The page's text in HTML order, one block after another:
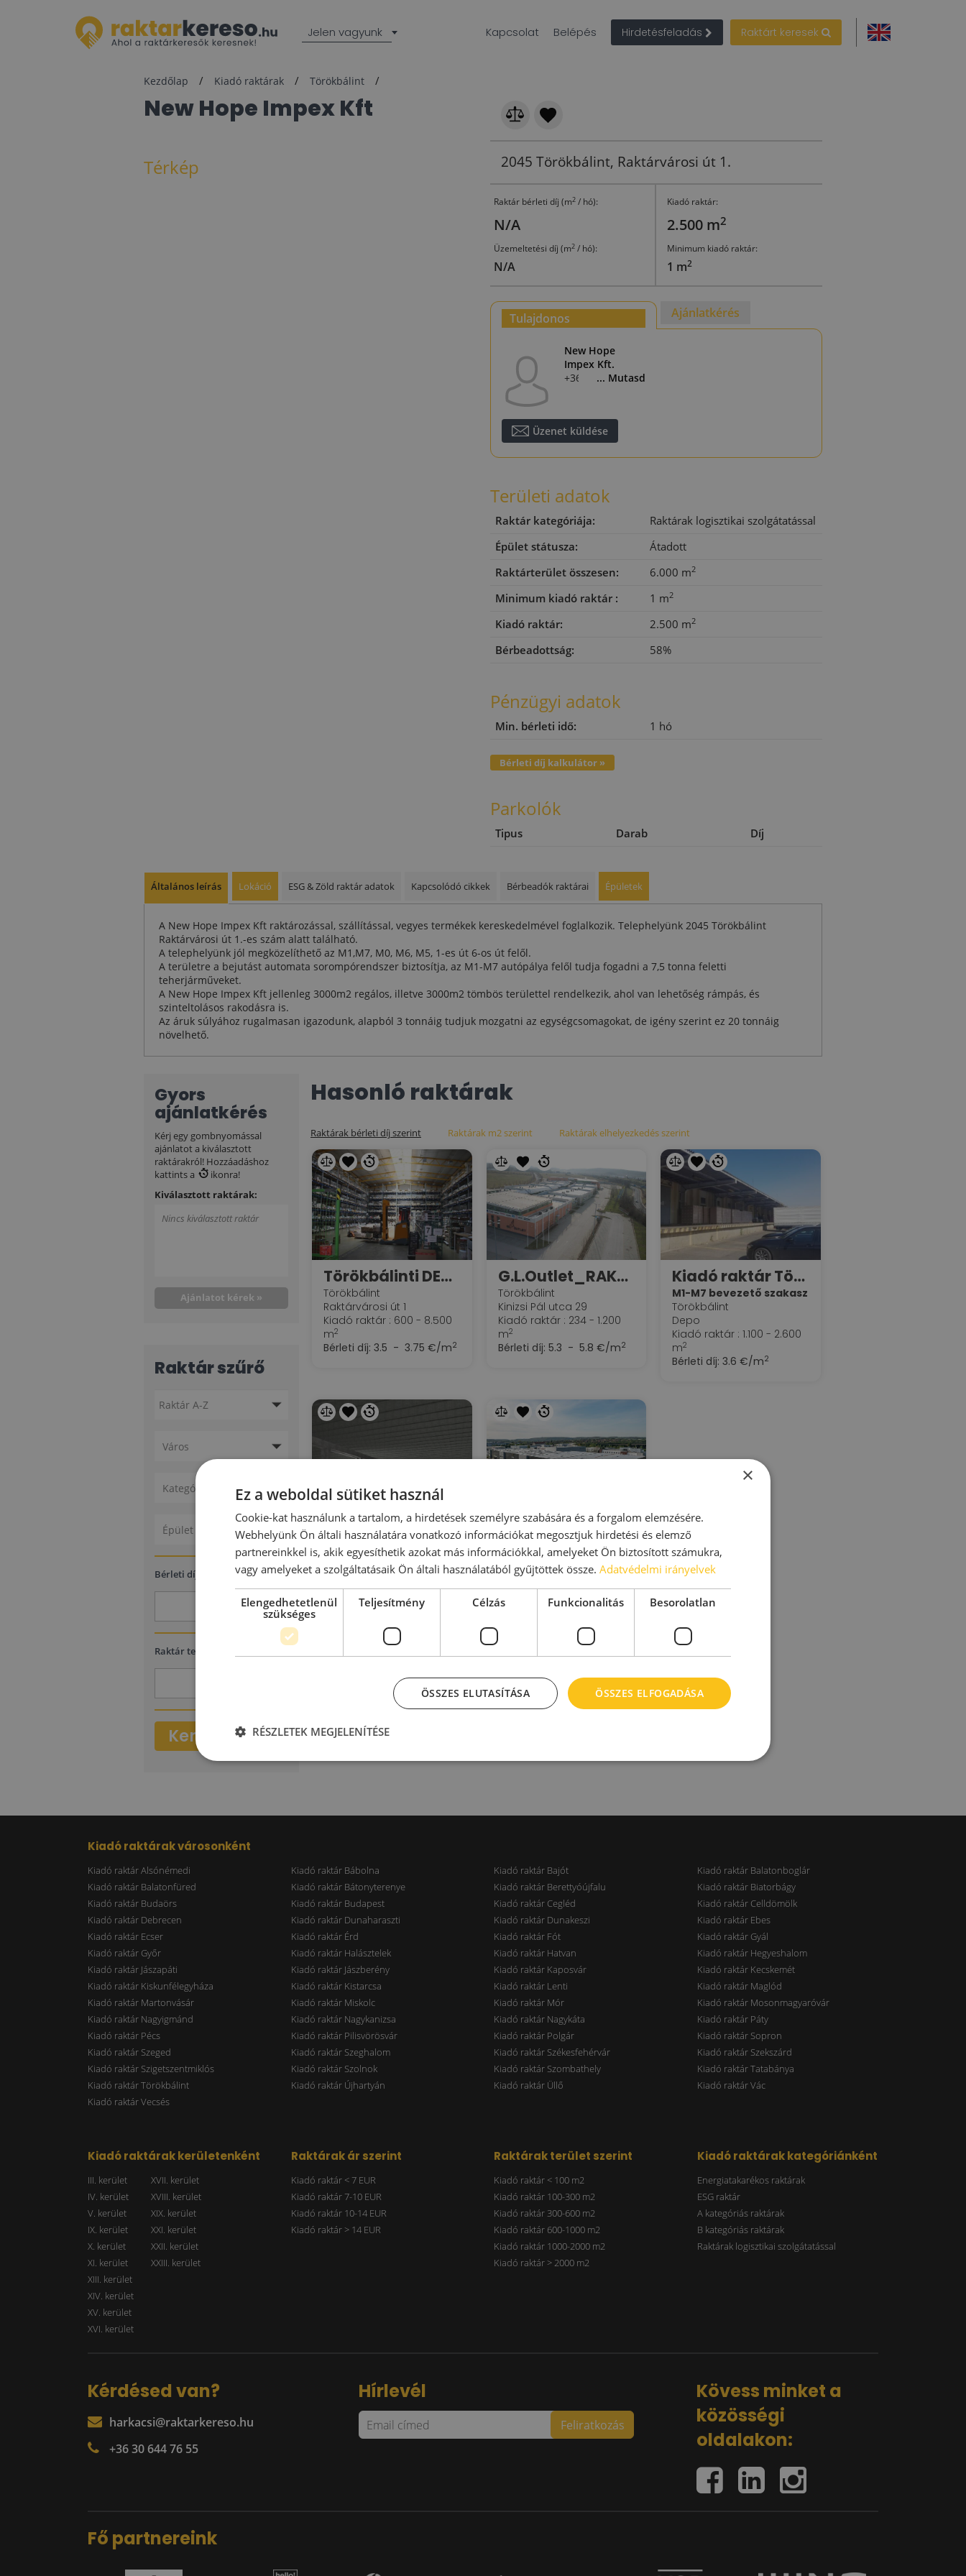
Jelen vagyunk Kapcsolat Belépés Hirdetésfeladás Raktárt keresek
Kezdőlap Kiadó raktárak Törökbálint
New Hope Impex Kft
Térkép 2045 Törökbálint, Raktárvárosi út 1.
Raktár bérleti díj (m2 / hó):
N/A
Üzemeltetési díj (m2 / hó):
N/A
Kiadó raktár:
2.500 m2
Minimum kiadó raktár:
1 m2
Tulajdonos Ajánlatkérés
New Hope
Impex Kft.
+36 70 327 2358
... Mutasd
Üzenet küldése
Területi adatok
Raktár kategóriája:
Raktárak logisztikai szolgátatással
Épület státusza:
Átadott
Raktárterület összesen:
6.000 m2
Minimum kiadó raktár : 1 m2
Kiadó raktár: 2.500 m2
Bérbeadottság: 58%
Pénzügyi adatok
Min. bérleti idő: 1 hó
Bérleti díj kalkulátor »
Parkolók
Tipus Darab Díj
Általános leírás Lokáció ESG & Zöld raktár adatok Kapcsolódó cikkek Bérbeadók raktárai Épületek
A New Hope Impex Kft raktározással, szállítással, vegyes termékek kereskedelmével foglalkozik. Telephelyünk 2045 Törökbálint
Raktárvárosi út 1.-es szám alatt található.
A telephelyünk jól megközelíthető az M1,M7, M0, M6, M5, 1-es út 6-os út felől.
A területre a bejutást automata sorompórendszer biztosítja, az M1-M7 autópálya felől tudja fogadni a 7,5 tonna feletti
teherjárműveket.
A New Hope Impex Kft jellenleg 3000m2 regálos, illetve 3000m2 tömbös területtel rendelkezik, ahol van lehetőség rámpás, és
szinteltolásos rakodásra is.
Az áruk súlyához rugalmasan igazodunk, alapból 3 tonnáig tudjuk mozgatni az egységcsomagokat, de igény szerint ez 20 tonnáig
növelhető.
Gyors
ajánlatkérés
Kérj egy gombnyomással
ajánlatot a kiválasztott
raktárakról! Hozzáadáshoz
kattints a
ikonra!
Kiválasztott raktárak:
Nincs kiválasztott raktár
Ajánlatot kérek »
Raktár szűrő
Város
Kategóriák
Épület állapota
Bérleti díj /hó)
Raktár terület
Keresés
Hasonló raktárak
Raktárak bérleti díj szerint Raktárak m2 szerint Raktárak elhelyezkedés szerint
Törökbálinti DEPO raktárak KIADÓK!
Törökbálint
Raktárvárosi út 1
Kiadó raktár : 600 - 8.500
m2
Bérleti díj: 3.5 - 3.75 €/m2
G.L.Outlet_RAKTÁR
Törökbálint
Kinizsi Pál utca 29
Kiadó raktár : 234 - 1.200
m2
Bérleti díj: 5.3 - 5.8 €/m2
Kiadó raktár Törökbálinton, a Depo területén, 1100-2600 négyzetméter
M1-M7 bevezető szakasz
Törökbálint
Depo
Kiadó raktár : 1.100 - 2.600
m2
Bérleti díj: 3.6 €/m2
Euro-Line
Törökbálint
Törökbálint (DEPO)
Kiadó raktár : 5 - 2.600 m2
LogStar Park West Gate M1/M7
Törökbálint
Tópark utca 9.
Kiadó raktár : 185 - 1.885
Bérleti díj:
5.75 - 5.95
Kiadó raktárak városonként
Kiadó raktár Alsónémedi Kiadó raktár Bábolna Kiadó raktár Bajót
Kiadó raktár Balatonboglár
Kiadó raktár Balatonfüred
Kiadó raktár Bátonyterenye Kiadó raktár Berettyóújfalu
Kiadó raktár Biatorbágy
Kiadó raktár Budaörs
Kiadó raktár Budapest Kiadó raktár Cegléd
Kiadó raktár Celldömölk
Kiadó raktár Debrecen
Kiadó raktár Dunaharaszti Kiadó raktár Dunakeszi
Kiadó raktár Ebes
Kiadó raktár Ecser
Kiadó raktár Érd Kiadó raktár Fót
Kiadó raktár Gyál
Kiadó raktár Győr
Kiadó raktár Halásztelek Kiadó raktár Hatvan
Kiadó raktár Hegyeshalom
Kiadó raktár Jászapáti
Kiadó raktár Jászberény Kiadó raktár Kaposvár
Kiadó raktár Kecskemét
Kiadó raktár Kiskunfélegyháza
Kiadó raktár Kistarcsa Kiadó raktár Lenti
Kiadó raktár Maglód
Kiadó raktár Martonvásár
Kiadó raktár Miskolc Kiadó raktár Mór
Kiadó raktár Mosonmagyaróvár
Kiadó raktár Nagyigmánd
Kiadó raktár Nagykanizsa Kiadó raktár Nagykáta
Kiadó raktár Páty
Kiadó raktár Pécs
Kiadó raktár Pilisvörösvár Kiadó raktár Polgár
Kiadó raktár Sopron
Kiadó raktár Szeged
Kiadó raktár Szeghalom Kiadó raktár Székesfehérvár
Kiadó raktár Szekszárd
Kiadó raktár Szigetszentmiklós
Kiadó raktár Szolnok Kiadó raktár Szombathely
Kiadó raktár Tatabánya
Kiadó raktár Törökbálint
Kiadó raktár Újhartyán Kiadó raktár Üllő
Kiadó raktár Vác
Kiadó raktár Vecsés
Kiadó raktárak kerületenként
III. kerület
IV. kerület
V. kerület
IX. kerület
X. kerület
XI. kerület
XIII. kerület
XIV. kerület
XV. kerület
XVI. kerület
XVII. kerület
XVIII. kerület
XIX. kerület
XXI. kerület
XXII. kerület
XXIII. kerület
Raktárak ár szerint
Kiadó raktár < 7 EUR
Kiadó raktár 7-10 EUR
Kiadó raktár 10-14 EUR
Kiadó raktár > 14 EUR
Raktárak terület szerint
Kiadó raktár < 100 m2
Kiadó raktár 100-300 m2
Kiadó raktár 300-600 m2
Kiadó raktár 600-1000 m2
Kiadó raktár 1000-2000 m2
Kiadó raktár > 2000 m2
Kiadó raktárak kategóriánként
Energiatakarékos raktárak
ESG raktár
A kategóriás raktárak
B kategóriás raktárak
Raktárak logisztikai szolgátatással
Kérdésed van?
harkacsi@raktarkereso.hu
+36 30 644 76 55
Hírlevél
Kövess minket a
közösségi
oldalakon:
Fő partnereink
×
Ez a weboldal sütiket használ
Cookie-kat használunk a tartalom, a hirdetések személyre szabására és a forgalom elemzésére.
Webhelyünk Ön általi használatára vonatkozó információkat megosztjuk hirdetési és elemző
partnereinkkel is, akik egyesíthetik azokat más információkkal, amelyeket Ön biztosított számukra,
vagy amelyeket a szolgáltatásaik Ön általi használatából gyűjtöttek össze. Adatvédelmi irányelvek
Elengedhetetlenül
szükséges
Teljesítmény Célzás Funkcionalitás Besorolatlan
ÖSSZES ELFOGADÁSA
ÖSSZES ELUTASÍTÁSA
RÉSZLETEK MEGJELENÍTÉSE